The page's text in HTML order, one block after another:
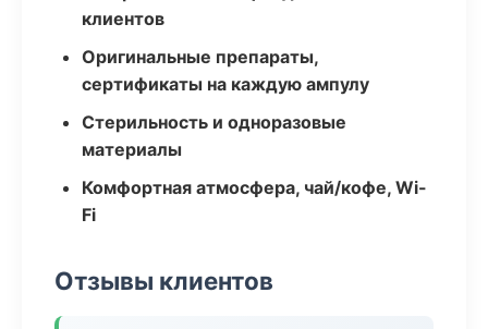
клиентов
Оригинальные препараты,
сертификаты на каждую ампулу
Стерильность и одноразовые
материалы
Комфортная атмосфера, чай/кофе, Wi-
Fi
Отзывы клиентов